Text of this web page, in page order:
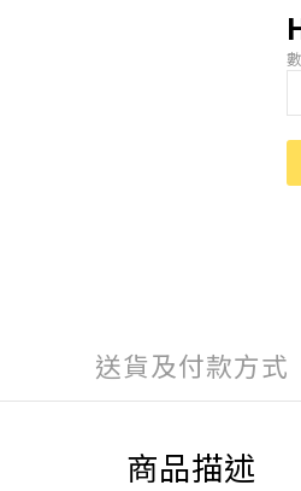
送貨及付款方式
商品描述